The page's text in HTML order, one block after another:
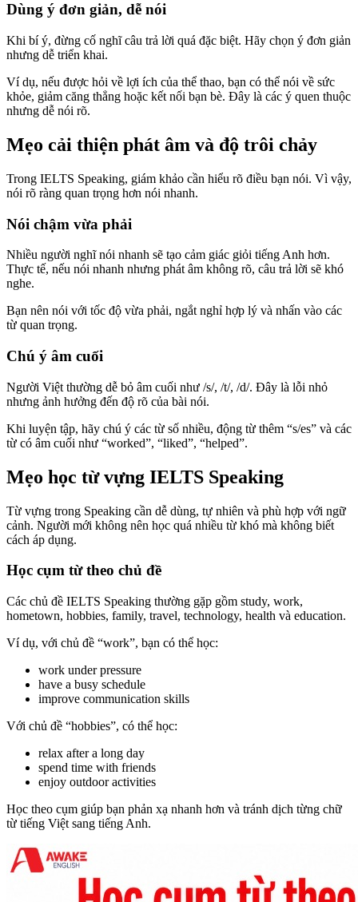
Dùng ý đơn giản, dễ nói
Khi bí ý, đừng cố nghĩ câu trả lời quá đặc biệt. Hãy chọn ý đơn giản
nhưng dễ triển khai.
Ví dụ, nếu được hỏi về lợi ích của thể thao, bạn có thể nói về sức
khỏe, giảm căng thẳng hoặc kết nối bạn bè. Đây là các ý quen thuộc
nhưng dễ nói rõ.
Mẹo cải thiện phát âm và độ trôi chảy
Trong IELTS Speaking, giám khảo cần hiểu rõ điều bạn nói. Vì vậy,
nói rõ ràng quan trọng hơn nói nhanh.
Nói chậm vừa phải
Nhiều người nghĩ nói nhanh sẽ tạo cảm giác giỏi tiếng Anh hơn.
Thực tế, nếu nói nhanh nhưng phát âm không rõ, câu trả lời sẽ khó
nghe.
Bạn nên nói với tốc độ vừa phải, ngắt nghỉ hợp lý và nhấn vào các
từ quan trọng.
Chú ý âm cuối
Người Việt thường dễ bỏ âm cuối như /s/, /t/, /d/. Đây là lỗi nhỏ
nhưng ảnh hưởng đến độ rõ của bài nói.
Khi luyện tập, hãy chú ý các từ số nhiều, động từ thêm “s/es” và các
từ có âm cuối như “worked”, “liked”, “helped”.
Mẹo học từ vựng IELTS Speaking
Từ vựng trong Speaking cần dễ dùng, tự nhiên và phù hợp với ngữ
cảnh. Người mới không nên học quá nhiều từ khó mà không biết
cách áp dụng.
Học cụm từ theo chủ đề
Các chủ đề IELTS Speaking thường gặp gồm study, work,
hometown, hobbies, family, travel, technology, health và education.
Ví dụ, với chủ đề “work”, bạn có thể học:
work under pressure
have a busy schedule
improve communication skills
Với chủ đề “hobbies”, có thể học:
relax after a long day
spend time with friends
enjoy outdoor activities
Học theo cụm giúp bạn phản xạ nhanh hơn và tránh dịch từng chữ
từ tiếng Việt sang tiếng Anh.